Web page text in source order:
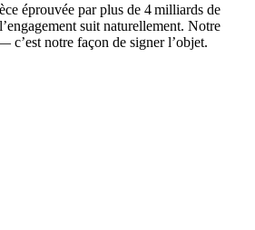
éprouvée par plus de 4 milliards de
suit naturellement. Notre
c’est notre façon de signer l’objet.